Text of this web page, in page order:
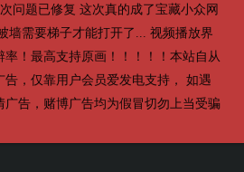
问题已修复 这次真的成了宝藏小众网
墙需要梯子才能打开了... 视频播放界
率！最高支持原画！！！！！本站自从
告，仅靠用户会员爱发电支持， 如遇
广告，赌博广告均为假冒切勿上当受骗